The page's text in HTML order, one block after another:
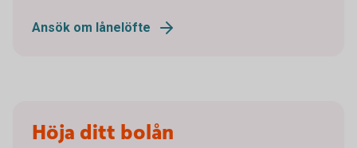
Ansök om lånelöfte
Höja ditt bolån